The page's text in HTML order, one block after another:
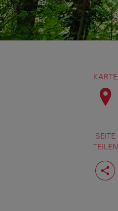
KARTE
SEITE
TEILEN
Seite
teilen